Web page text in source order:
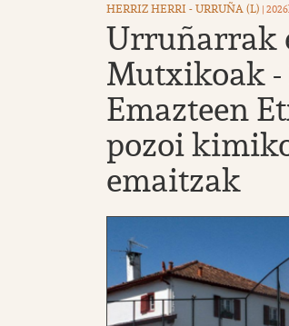
HERRIZ HERRI - URRUÑA (L) |
Urruñarrak
Mutxikoak -
Emazteen
pozoi
emaitzak